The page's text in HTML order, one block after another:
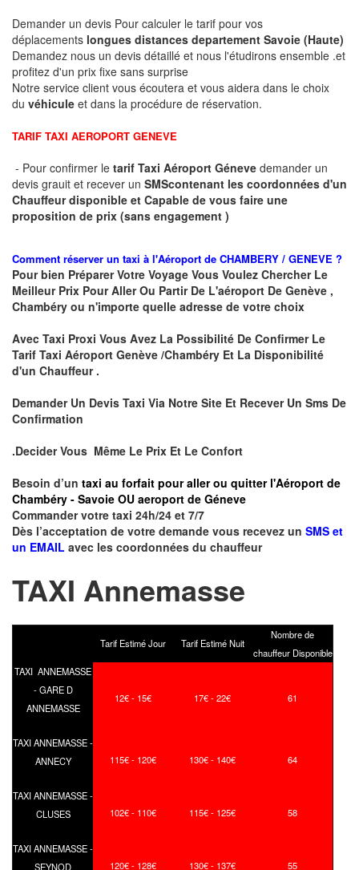
Demander un devis Pour calculer le tarif pour vos
déplacements longues distances departement Savoie (Haute)
Demandez nous un devis détaillé et nous l'étudirons ensemble .et
profitez d'un prix fixe sans surprise
Notre service client vous écoutera et vous aidera dans le choix
du véhicule et dans la procédure de réservation.
TARIF TAXI AEROPORT GENEVE
- Pour confirmer le tarif Taxi Aéroport Géneve demander un
devis grauit et recever un SMScontenant les coordonnées d'un
Chauffeur disponible et Capable de vous faire une
proposition de prix (sans engagement )
Comment réserver un taxi à l'Aéroport de CHAMBERY / GENEVE ?
Pour bien Préparer Votre Voyage Vous Voulez Chercher Le
Meilleur Prix Pour Aller Ou Partir De L'aéroport De Genève ,
Chambéry ou n'importe quelle adresse de votre choix
Avec Taxi Proxi Vous Avez La Possibilité De Confirmer Le
Tarif Taxi Aéroport Genève /Chambéry Et La Disponibilité
d'un Chauffeur .
Demander Un Devis Taxi Via Notre Site Et Recever Un Sms De
Confirmation
.Decider Vous Même Le Prix Et Le Confort
Besoin d’un taxi au forfait pour aller ou quitter l'Aéroport de
Chambéry - Savoie OU aeroport de Géneve
Commander votre taxi 24h/24 et 7/7
Dès l’acceptation de votre demande vous recevez un SMS et
un EMAIL avec les coordonnées du chauffeur
TAXI Annemasse
Tarif Estimé Jour Tarif Estimé Nuit
Nombre de
chauffeur Disponible
TAXI ANNEMASSE
- GARE D
ANNEMASSE
12€ - 15€ 17€ - 22€ 61
TAXI ANNEMASSE -
ANNECY
115€ - 120€ 130€ - 140€ 64
TAXI ANNEMASSE -
CLUSES
102€ - 110€ 115€ - 125€ 58
TAXI ANNEMASSE -
SEYNOD
120€ - 128€ 130€ - 137€ 55